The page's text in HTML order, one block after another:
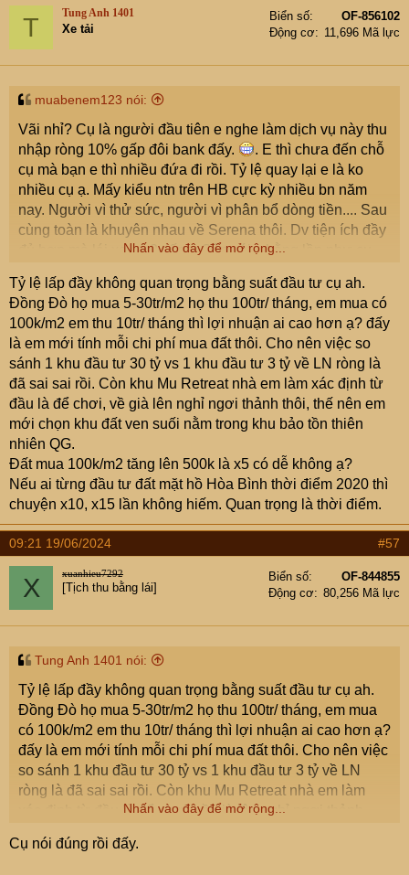
t
n
s
T Tung Anh 1401
Xe tải
Biển số
OF-856102
Động cơ
11,696 Mã lực
muabenem123 nói:
Vãi nhỉ? Cụ là người đầu tiên e nghe làm dịch vụ này thu
nhập ròng 10% gấp đôi bank đấy.
. E thì chưa đến chỗ
cụ mà bạn e thì nhiều đứa đi rồi. Tỷ lệ quay lại e là ko
nhiều cụ ạ. Mấy kiểu ntn trên HB cực kỳ nhiều bn năm
nay. Người vì thử sức, người vì phân bổ dòng tiền.... Sau
cùng toàn là khuyên nhau về Serena thôi. Dv tiện ích đầy
đủ hơn mà lái xe có 2 tiếng. Còn cái x bằng lần như cụ
nhiều người bán các khu resort hay homestay như này
lắm.
Về dòng tiền, tỷ suất sinh lời, tỷ lệ lấp phòng....e nghĩ trên
mạn HB này ko ăn lại đc mấy cái ở Hồ Đồng Đò, sóc sơn
cụ nhé. E cũng đã đi tương đối ở 2 nơi này r nên có sự
so sánh vậy
Nhấn vào đây để mở rộng...
Tỷ lệ lấp đầy không quan trọng bằng suất đầu tư cụ ah.
Đồng Đò họ mua 5-30tr/m2 họ thu 100tr/ tháng, em mua có
100k/m2 em thu 10tr/ tháng thì lợi nhuận ai cao hơn ạ? đấy
là em mới tính mỗi chi phí mua đất thôi. Cho nên việc so
sánh 1 khu đầu tư 30 tỷ vs 1 khu đầu tư 3 tỷ về LN ròng là
đã sai sai rồi. Còn khu Mu Retreat nhà em làm xác định từ
đầu là để chơi, về già lên nghỉ ngơi thảnh thôi, thế nên em
mới chọn khu đất ven suối nằm trong khu bảo tồn thiên
nhiên QG.
Đất mua 100k/m2 tăng lên 500k là x5 có dễ không ạ?
Nếu ai từng đầu tư đất mặt hồ Hòa Bình thời điểm 2020 thì
chuyện x10, x15 lần không hiếm. Quan trọng là thời điểm.
09:21 19/06/2024 #57
X xuanhieu7292
[Tịch thu bằng lái]
Biển số
OF-844855
Động cơ
80,256 Mã lực
Tung Anh 1401 nói:
Tỷ lệ lấp đầy không quan trọng bằng suất đầu tư cụ ah.
Đồng Đò họ mua 5-30tr/m2 họ thu 100tr/ tháng, em mua
có 100k/m2 em thu 10tr/ tháng thì lợi nhuận ai cao hơn ạ?
đấy là em mới tính mỗi chi phí mua đất thôi. Cho nên việc
so sánh 1 khu đầu tư 30 tỷ vs 1 khu đầu tư 3 tỷ về LN
ròng là đã sai sai rồi. Còn khu Mu Retreat nhà em làm
xác định từ đầu là để chơi, về già lên nghỉ ngơi thảnh
khu bảo tồn thiên nhiên QG.
Nhấn vào đây để mở rộng...
Cụ nói đúng rồi đấy.